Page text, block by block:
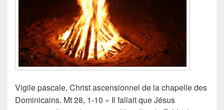
Vigile pascale, Christ ascensionnel de la chapelle des
Dominicains. Mt 28, 1-10 « Il fallait que Jésus